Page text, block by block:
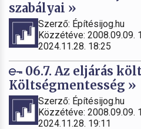
szabályai »
Szerző: Építésijog.hu
Közzétéve: 2008.09.09.
2024.11.28. 18:25
06.7. Az eljárás
Költségmentesség »
Szerző: Építésijog.hu
Közzétéve: 2008.09.09.
2024.11.28. 19:11